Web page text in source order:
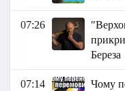
07:26
Береза
07:14
Чому